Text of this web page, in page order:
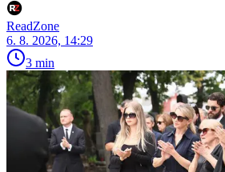
ReadZone
6. 8. 2026, 14:29
3 min